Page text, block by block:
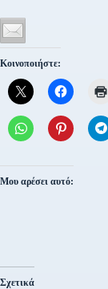
Κοινοποιήστε:
Μου αρέσει αυτό:
Σχετικά